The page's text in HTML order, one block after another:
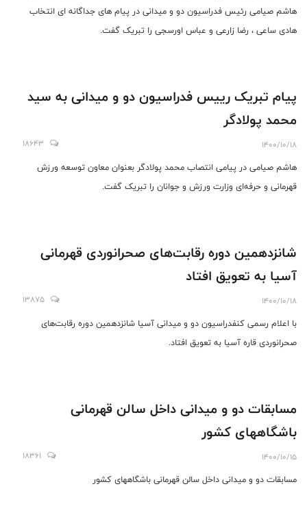
هاشم صیامی رئیس فدراسیون دو و میدانی در پیام های جداگانه ای انتخاب
هادی ساعی ، رضا زارعی و عباس اورسجی را تبریک گفت.
پیام تبریک رییس فدراسیون دو و میدانی به سید
محمد پولادگر
1400/10/18
18643
هاشم صیامی در پیامی انتصاب محمد پولادگر بعنوان معاون توسعه ورزش
قهرمانی و حرفه‌ای وزارت ورزش و جوانان را تبریک گفت.
شانزدهمین دوره رقابت‌های صحرانوردی قهرمانی
آسیا به تعویق افتاد
1400/10/18
13875
با اعلام رسمی کنفدراسیون دو و میدانی آسیا شانزدهمین دوره رقابت‌های
صحرانوردی قاره آسیا به تعویق افتاد.
مسابقات دو و میدانی داخل سالن قهرمانی
باشگاههای کشور
1400/10/15
18361
مسابقات دو و میدانی داخل سالن قهرمانی باشگاههای کشور